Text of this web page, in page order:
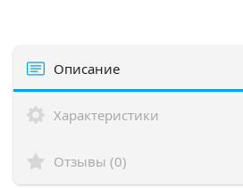
Описание
Характеристики
Отзывы (0)